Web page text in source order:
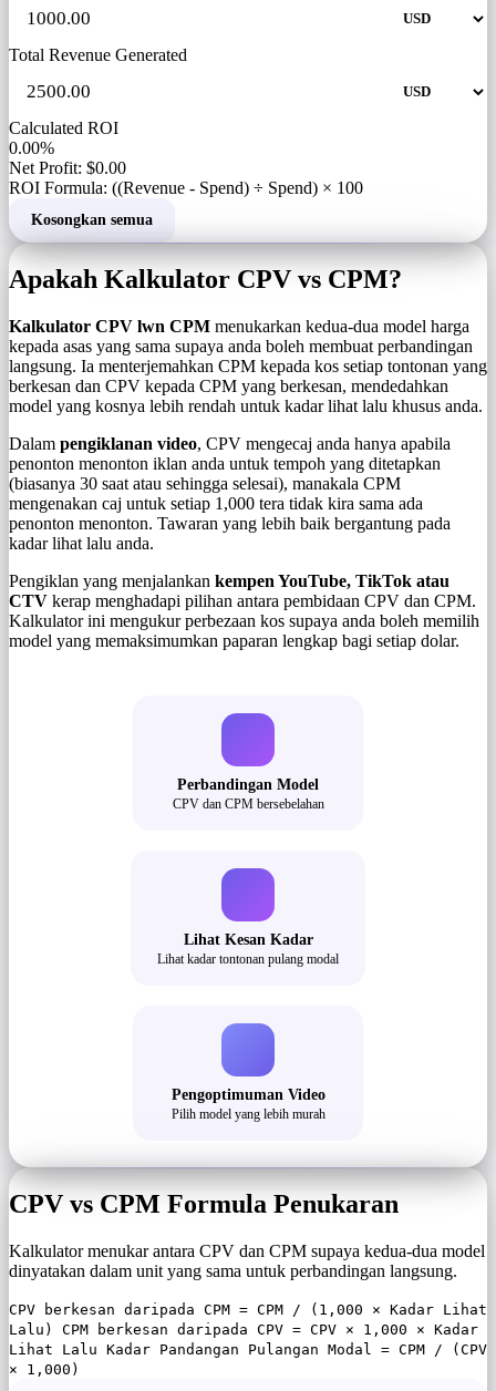
Total Revenue Generated
Calculated ROI
0.00%
Net Profit: $0.00
ROI Formula: ((Revenue - Spend) ÷ Spend) × 100
Kosongkan semua
Apakah Kalkulator CPV vs CPM?
Kalkulator CPV lwn CPM menukarkan kedua-dua model harga
kepada asas yang sama supaya anda boleh membuat perbandingan
langsung. Ia menterjemahkan CPM kepada kos setiap tontonan yang
berkesan dan CPV kepada CPM yang berkesan, mendedahkan
model yang kosnya lebih rendah untuk kadar lihat lalu khusus anda.
Dalam pengiklanan video, CPV mengecaj anda hanya apabila
penonton menonton iklan anda untuk tempoh yang ditetapkan
(biasanya 30 saat atau sehingga selesai), manakala CPM
mengenakan caj untuk setiap 1,000 tera tidak kira sama ada
penonton menonton. Tawaran yang lebih baik bergantung pada
kadar lihat lalu anda.
Pengiklan yang menjalankan kempen YouTube, TikTok atau
CTV kerap menghadapi pilihan antara pembidaan CPV dan CPM.
Kalkulator ini mengukur perbezaan kos supaya anda boleh memilih
model yang memaksimumkan paparan lengkap bagi setiap dolar.
Perbandingan Model
CPV dan CPM bersebelahan
Lihat Kesan Kadar
Lihat kadar tontonan pulang modal
Pengoptimuman Video
Pilih model yang lebih murah
CPV vs CPM Formula Penukaran
Kalkulator menukar antara CPV dan CPM supaya kedua-dua model
dinyatakan dalam unit yang sama untuk perbandingan langsung.
CPV berkesan daripada CPM = CPM / (1,000 × Kadar Lihat
Lalu) CPM berkesan daripada CPV = CPV × 1,000 × Kadar
Lihat Lalu Kadar Pandangan Pulangan Modal = CPM / (CPV
× 1,000)